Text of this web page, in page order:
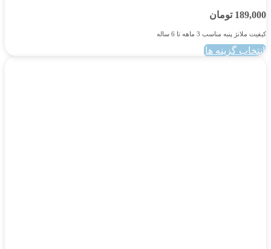
189,000 تومان
کیفیت ملانژ پنبه مناسب 3 ماهه تا 6 ساله
انتخاب گزینه ها